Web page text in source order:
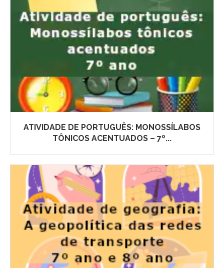
ATIVIDADE DE PORTUGUÊS: MONOSSÍLABOS
TÔNICOS ACENTUADOS – 7º...